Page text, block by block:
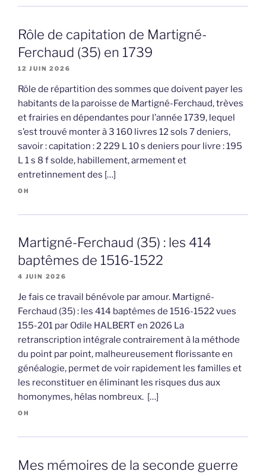
Rôle de capitation de Martigné-
Ferchaud (35) en 1739
12 JUIN 2026
Rôle de répartition des sommes que doivent payer les
habitants de la paroisse de Martigné-Ferchaud, trèves
et frairies en dépendantes pour l’année 1739, lequel
s’est trouvé monter à 3 160 livres 12 sols 7 deniers,
savoir : capitation : 2 229 L 10 s deniers pour livre : 195
L 1 s 8 f solde, habillement, armement et
entretinnement des […]
OH
Martigné-Ferchaud (35) : les 414
baptêmes de 1516-1522
4 JUIN 2026
Je fais ce travail bénévole par amour. Martigné-
Ferchaud (35) : les 414 baptêmes de 1516-1522 vues
155-201 par Odile HALBERT en 2026 La
retranscription intégrale contrairement à la méthode
du point par point, malheureusement florissante en
généalogie, permet de voir rapidement les familles et
les reconstituer en éliminant les risques dus aux
homonymes, hélas nombreux. […]
OH
Mes mémoires de la seconde guerre